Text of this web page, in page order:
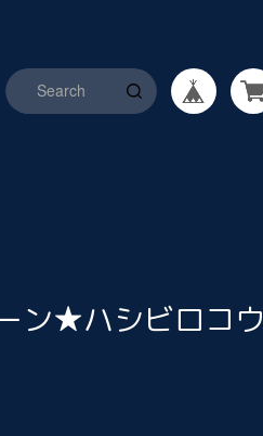
ン★ハシビロコウ